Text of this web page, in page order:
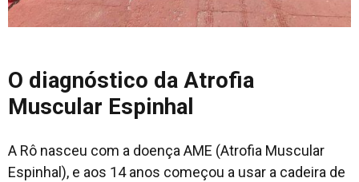
O diagnóstico da Atrofia
Muscular Espinhal
A Rô nasceu com a doença AME (Atrofia Muscular
Espinhal), e aos 14 anos começou a usar a cadeira de